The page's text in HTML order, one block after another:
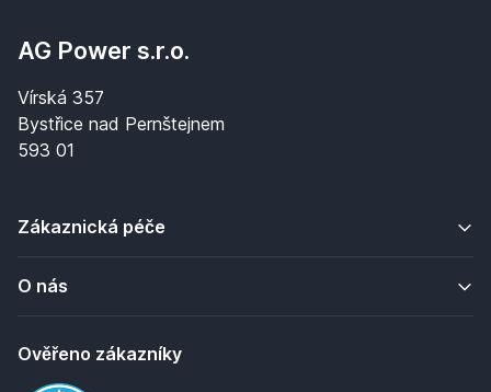
AG Power s.r.o.
Vírská 357
Bystřice nad Pernštejnem
593 01
Zákaznická péče
O nás
Ověřeno zákazníky